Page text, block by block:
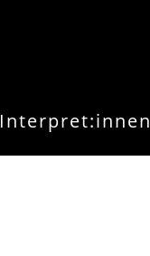
Interpret:innen